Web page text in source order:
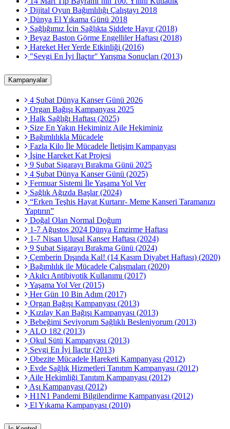
Dijital Oyun Bağımlılığı Çalıştayı 2018
Dünya El Yıkama Günü 2018
Sağlığımız İçin Sağlıkta Şiddete Hayır (2018)
Beyaz Baston Görme Engelliler Haftası (2018)
Hareket Her Yerde Etkinliği (2016)
"Sevgi En İyi İlaçtır" Yarışma Sonuçları (2013)
Kampanyalar
4 Şubat Dünya Kanser Günü 2026
Organ Bağışı Kampanyası 2025
Halk Sağlığı Haftası (2025)
Size En Yakın Hekiminiz Aile Hekiminiz
Bağımlılıkla Mücadele
Fazla Kilo İle Mücadele İletişim Kampanyası
İşine Hareket Kat Projesi
9 Şubat Sigarayı Bırakma Günü 2025
4 Şubat Dünya Kanser Günü (2025)
Fermuar Sistemi İle Yaşama Yol Ver
Sağlık Ağızda Başlar (2024)
“Erken Teşhis Hayat Kurtarır- Meme Kanseri Taramanızı
Yaptırın”
Doğal Olan Normal Doğum
1-7 Ağustos 2024 Dünya Emzirme Haftası
1-7 Nisan Ulusal Kanser Haftası (2024)
9 Şubat Sigarayı Bırakma Günü (2024)
Çemberin Dışında Kal! (14 Kasım Diyabet Haftası) (2020)
Bağımlılık ile Mücadele Çalışmaları (2020)
Akılcı Antibiyotik Kullanımı (2017)
Yaşama Yol Ver (2015)
Her Gün 10 Bin Adım (2017)
Organ Bağışı Kampanyası (2013)
Kızılay Kan Bağışı Kampanyası (2013)
Bebeğimi Seviyorum Sağlıklı Besleniyorum (2013)
ALO 182 (2013)
Okul Sütü Kampanyası (2013)
Sevgi En İyi İlaçtır (2013)
Obezite Mücadele Hareketi Kampanyası (2012)
Evde Sağlık Hizmetleri Tanıtım Kampanyası (2012)
Aile Hekimliği Tanıtım Kampanyası (2012)
Aşı Kampanyası (2012)
H1N1 Pandemi Bilgilendirme Kampanyası (2012)
El Yıkama Kampanyası (2010)